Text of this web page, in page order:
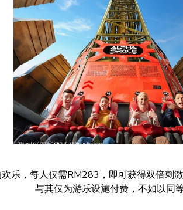
乐，每人仅需RM283，即可获得双倍刺
与其仅为游乐设施付费，不如以同